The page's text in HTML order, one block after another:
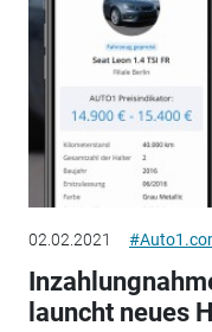
02.02.2021
launcht neues